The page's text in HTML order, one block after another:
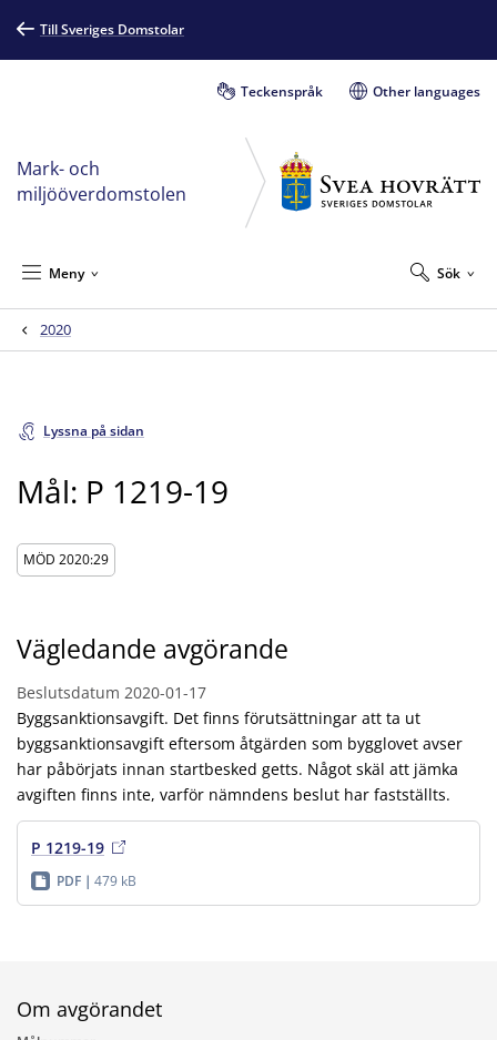
Till Sveriges Domstolar
Teckenspråk Other languages
Mark- och
miljööverdomstolen
Sök
Meny
2020
Lyssna på sidan
Mål: P 1219-19
MÖD 2020:29
Vägledande avgörande
Beslutsdatum 2020-01-17
Byggsanktionsavgift. Det finns förutsättningar att ta ut
byggsanktionsavgift eftersom åtgärden som bygglovet avser
har påbörjats innan startbesked getts. Något skäl att jämka
avgiften finns inte, varför nämndens beslut har fastställts.
P 1219-19
PDF 479 kB
Om avgörandet